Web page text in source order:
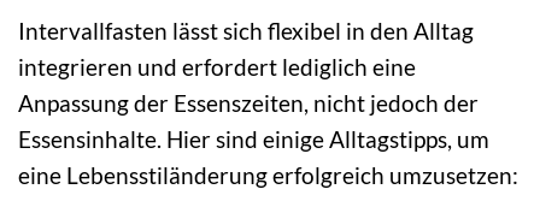
Intervallfasten lässt sich flexibel in den Alltag
integrieren und erfordert lediglich eine
Anpassung der Essenszeiten, nicht jedoch der
Essensinhalte. Hier sind einige Alltagstipps, um
eine Lebensstiländerung erfolgreich umzusetzen: